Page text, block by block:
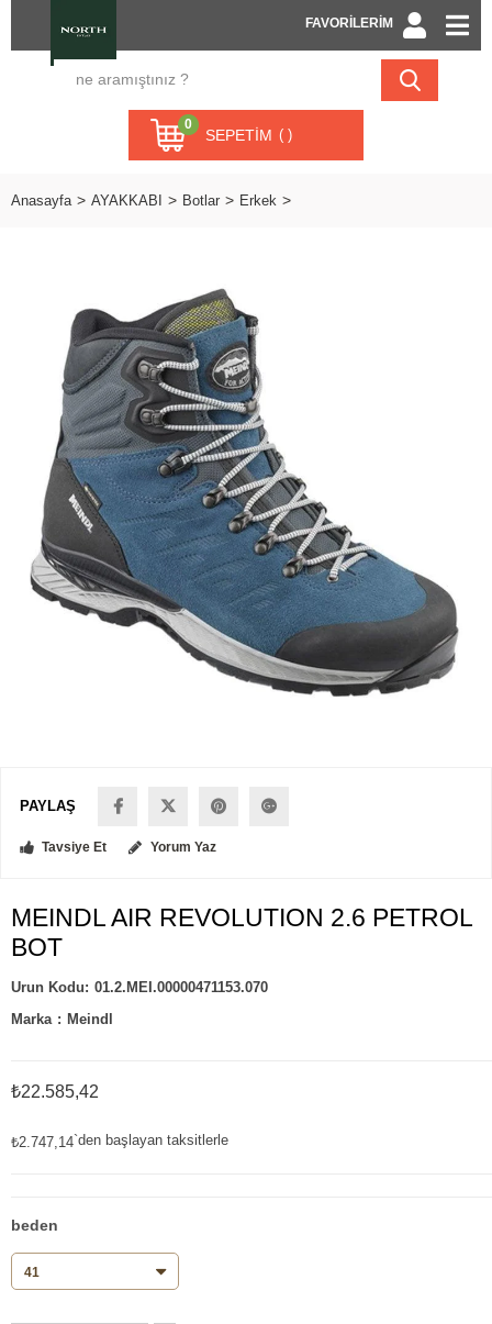
FAVORİLERİM
SEPETIM
0
Anasayfa AYAKKABI Botlar Erkek
PAYLAŞ
Tavsiye Et Yorum Yaz
MEINDL AIR REVOLUTION 2.6 PETROL
BOT
01.2.MEI.00000471153.070
Marka : Meindl
₺22.585,42
₺2.747,14`den başlayan taksitlerle
beden